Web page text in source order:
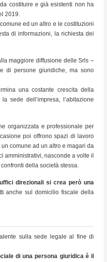
costituire e già esistenti non ha
2019.
ed un altro e le costituzioni
di informazioni, la richiesta dei
maggiore diffusione delle Srls –
di persone giuridiche, ma sono
una costante crescita della
sede dell’impresa, l’abitazione
organizzata e professionale per
poi offrono spazi di lavoro
comune ad un altro e magari da
amministrativi, nasconde a volte il
della società stessa.
direzionali si crea però una
anche sul domicilio fiscale della
sulla sede legale al fine di
di una persona giuridica è il